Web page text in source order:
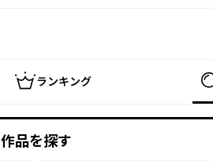
ランキング
作品を探す